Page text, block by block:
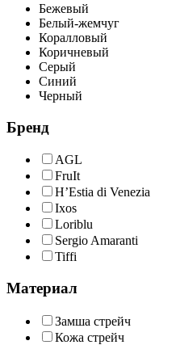
Бежевый
Белый-жемчуг
Коралловый
Коричневый
Серый
Синий
Черный
Бренд
AGL
FruIt
H’Estia di Venezia
Ixos
Loriblu
Sergio Amaranti
Tiffi
Материал
Замша стрейч
Кожа стрейч